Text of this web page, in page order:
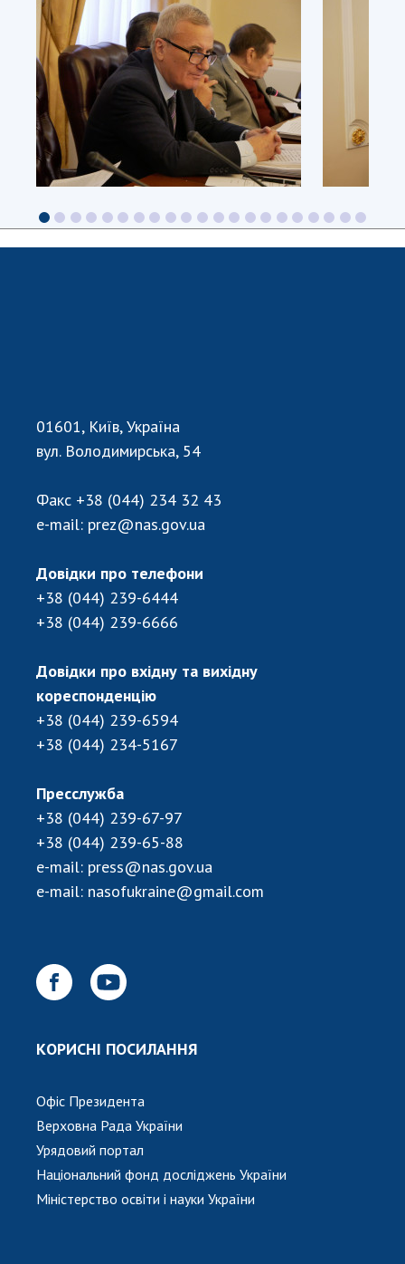
01601, Київ, Україна
вул. Володимирська, 54
Факс +38 (044) 234 32 43
e-mail: prez@nas.gov.ua
Довідки про телефони
+38 (044) 239-6444
+38 (044) 239-6666
Довідки про вхідну та вихідну
кореспонденцію
+38 (044) 239-6594
+38 (044) 234-5167
Пресслужба
+38 (044) 239-67-97
+38 (044) 239-65-88
e-mail: press@nas.gov.ua
e-mail: nasofukraine@gmail.com
КОРИСНІ ПОСИЛАННЯ
Офіс Президента
Верховна Рада України
Урядовий портал
Національний фонд досліджень України
Міністерство освіти і науки України